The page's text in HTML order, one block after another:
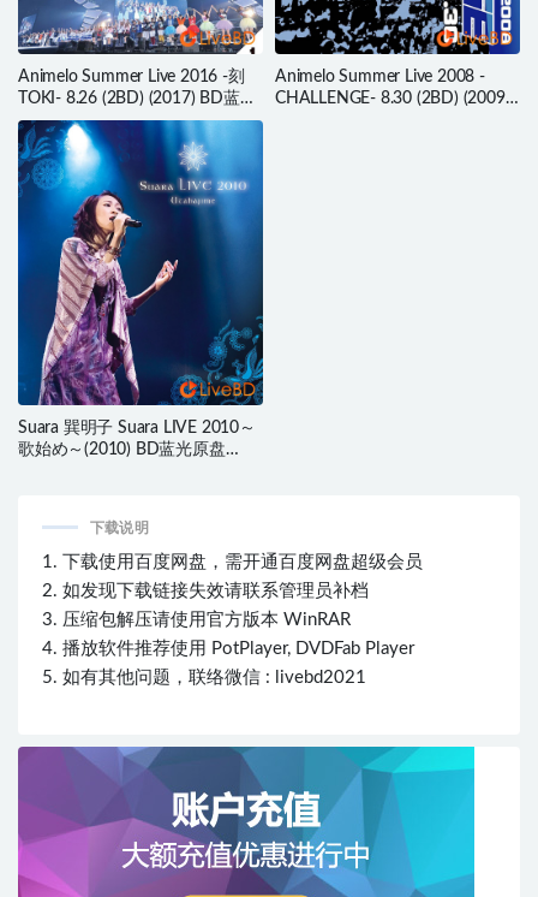
Animelo Summer Live 2016 -刻
TOKI- 8.26 (2BD) (2017) BD蓝光
原盘 71.7G
Animelo Summer Live 2008 -
CHALLENGE- 8.30 (2BD) (2009)
Suara 巽明子 Suara LIVE 2010～
歌始め～(2010) BD蓝光原盘
下载说明
1. 下载使用百度网盘，需开通百度网盘超级会员
2. 如发现下载链接失效请联系管理员补档
3. 压缩包解压请使用官方版本 WinRAR
4. 播放软件推荐使用 PotPlayer, DVDFab Player
5. 如有其他问题，联络微信 : livebd2021